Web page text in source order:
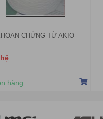
CHỨNG TỪ AKIO
hàng